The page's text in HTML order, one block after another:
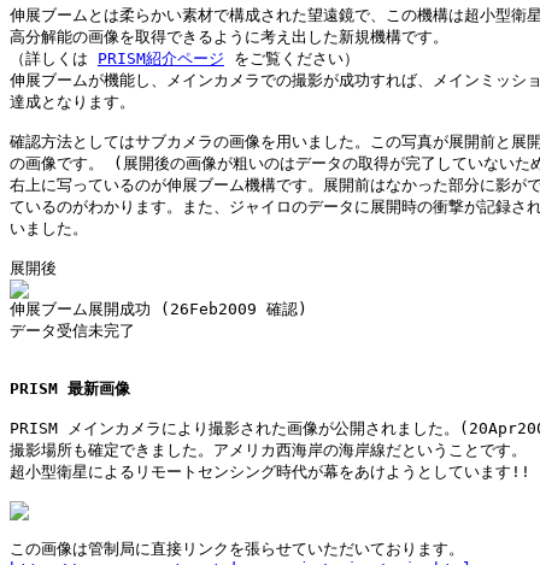
伸展ブームとは柔らかい素材で構成された望遠鏡で、この機構は超小型衛
高分解能の画像を取得できるように考え出した新規機構です。
（詳しくは PRISM紹介ページ をご覧ください）
伸展ブームが機能し、メインカメラでの撮影が成功すれば、メインミッシ
達成となります。
確認方法としてはサブカメラの画像を用いました。この写真が展開前と展
の画像です。 (展開後の画像が粗いのはデータの取得が完了していない
右上に写っているのが伸展ブーム機構です。展開前はなかった部分に影が
ているのがわかります。また、ジャイロのデータに展開時の衝撃が記録さ
いました。
データ受信未完了
PRISM 最新画像
PRISM メインカメラにより撮影された画像が公開されました。
撮影場所も確定できました。アメリカ西海岸の海岸線だということです。
超小型衛星によるリモートセンシング時代が幕をあけようとしています!!